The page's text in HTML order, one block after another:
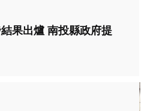
果出爐 南投縣政府提